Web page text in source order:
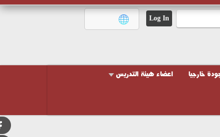
خارجيا
اعضاء هيئة التدريس